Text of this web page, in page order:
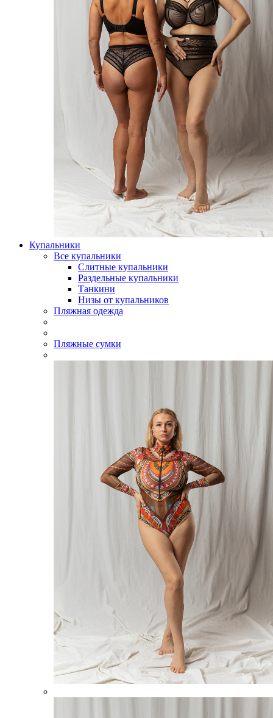
Купальники
Все купальники
Слитные купальники
Раздельные купальники
Танкини
Низы от купальников
Пляжная одежда
Пляжные сумки